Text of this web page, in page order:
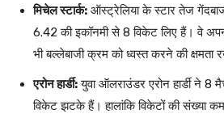
मिचेल स्टार्क: ऑस्ट्रेलिया के स्टार तेज
6.42 की इकॉनमी से 8 विकेट लिए हैं। वे
भी बल्लेबाजी क्रम को ध्वस्त करने की क्षमता
एरोन हार्डी:युवा ऑलराउंडर एरोन हार्डी ने 8
विकेट झटके हैं। हालांकि विकेटों की संख्या